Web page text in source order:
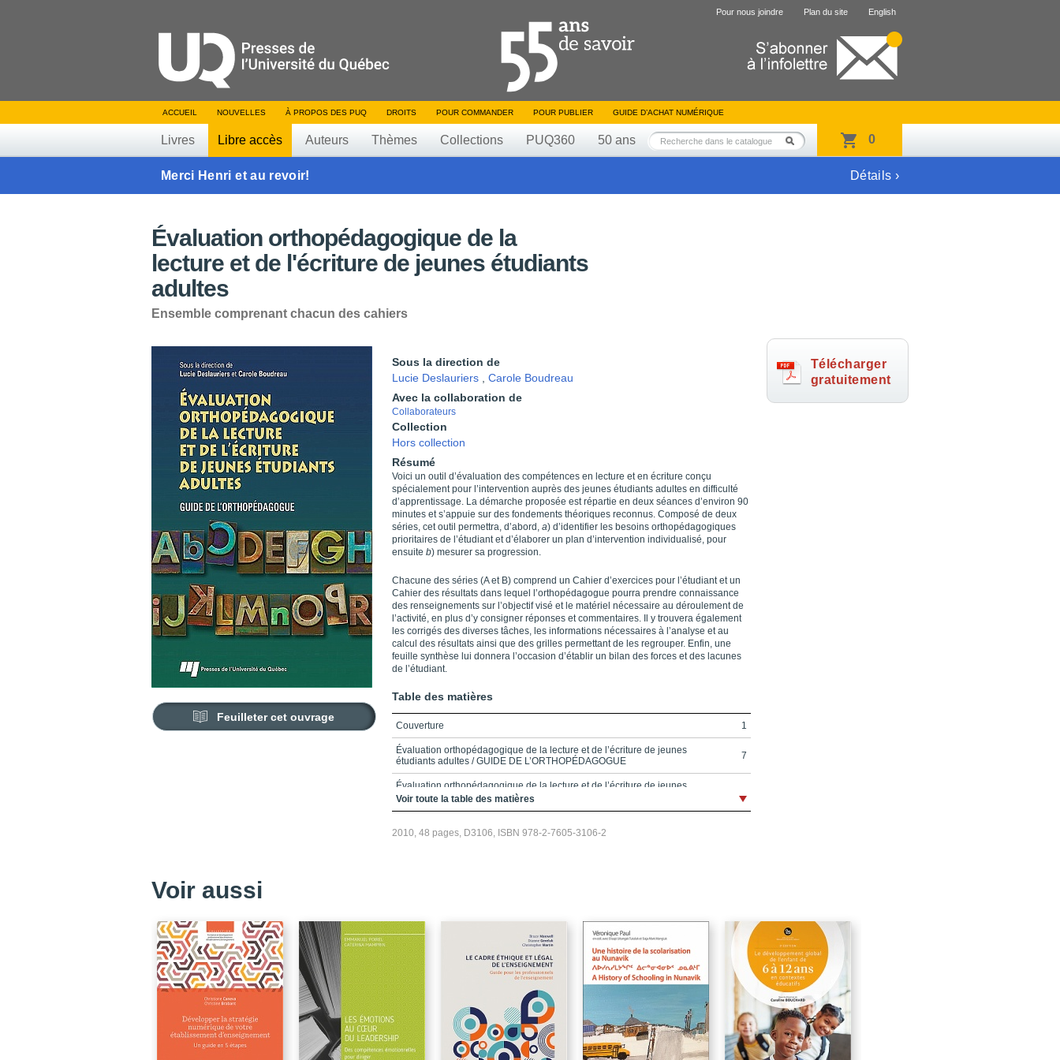
Pour nous joindre Plan du site English
ACCUEIL NOUVELLES À PROPOS DES PUQ DROITS POUR COMMANDER POUR PUBLIER GUIDE D’ACHAT NUMÉRIQUE
Livres Libre accès Auteurs Thèmes Collections PUQ360 50 ans 0
Merci Henri et au revoir! Détails ›
Évaluation orthopédagogique de la
lecture et de l'écriture de jeunes étudiants
adultes
Ensemble comprenant chacun des cahiers
Feuilleter cet ouvrage
Sous la direction de
Lucie Deslauriers
Carole Boudreau
Avec la collaboration de
Collaborateurs
Collection
Hors collection
Résumé
Voici un outil d’évaluation des compétences en lecture et en écriture conçu
spécialement pour l’intervention auprès des jeunes étudiants adultes en difficulté
d’apprentissage. La démarche proposée est répartie en deux séances d’environ 90
minutes et s’appuie sur des fondements théoriques reconnus. Composé de deux
séries, cet outil permettra, d’abord, a) d’identifier les besoins orthopédagogiques
prioritaires de l’étudiant et d’élaborer un plan d’intervention individualisé, pour
ensuite b) mesurer sa progression.
Chacune des séries (A et B) comprend un Cahier d’exercices pour l’étudiant et un
Cahier des résultats dans lequel l’orthopédagogue pourra prendre connaissance
des renseignements sur l’objectif visé et le matériel nécessaire au déroulement de
l’activité, en plus d’y consigner réponses et commentaires. Il y trouvera également
les corrigés des diverses tâches, les informations nécessaires à l’analyse et au
calcul des résultats ainsi que des grilles permettant de les regrouper. Enfin, une
feuille synthèse lui donnera l’occasion d’établir un bilan des forces et des lacunes
de l’étudiant.
Table des matières
Couverture 1
Évaluation orthopédagogique de la lecture et de l’écriture de jeunes
étudiants adultes / GUIDE DE L’ORTHOPÉDAGOGUE
7
Évaluation orthopédagogique de la lecture et de l’écriture de jeunes
étudiants adultes / CAHIER DE L’ÉTUDIANT - OUTIL A
étudiants adultes / CAHIER DES RÉSULTATS - OUTIL A
Voir toute la table des matières
2010, 48 pages, D3106, ISBN 978-2-7605-3106-2
Télécharger
gratuitement
Voir aussi